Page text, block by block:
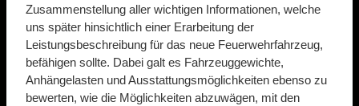
Zusammenstellung aller wichtigen Informationen, welche
uns später hinsichtlich einer Erarbeitung der
Leistungsbeschreibung für das neue Feuerwehrfahrzeug,
befähigen sollte. Dabei galt es Fahrzeuggewichte,
Anhängelasten und Ausstattungsmöglichkeiten ebenso zu
bewerten, wie die Möglichkeiten abzuwägen, mit den